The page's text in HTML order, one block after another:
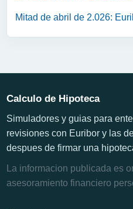
Mitad de abril de 2.026:
Calculo de Hipoteca
Simuladores y guias para
revisiones con Euribor y las
despues de firmar una
La informacion publicada es
asesoramiento financiero